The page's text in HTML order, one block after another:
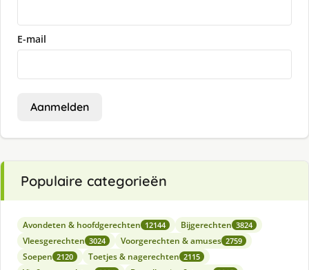
E-mail
Aanmelden
Populaire categorieën
Avondeten & hoofdgerechten 12144 Bijgerechten 3824
Vleesgerechten 3024 Voorgerechten & amuses 2759
Soepen 2120 Toetjes & nagerechten 2115